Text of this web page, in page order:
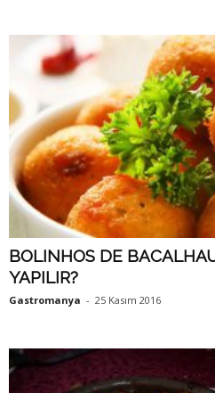
BOLINHOS DE
YAPILIR?
Gastromanya - 25 Kasım 2016